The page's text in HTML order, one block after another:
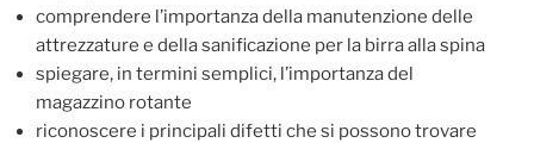
comprendere l’importanza della manutenzione delle
attrezzature e della sanificazione per la birra alla spina
spiegare, in termini semplici, l’importanza del
magazzino rotante
riconoscere i principali difetti che si possono trovare